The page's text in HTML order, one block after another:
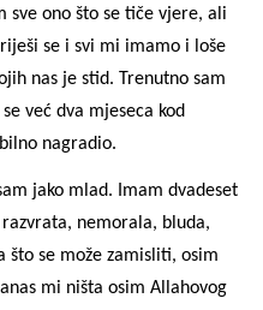
sve ono što se tiče vjere, ali
se i svi mi imamo i loše
nas je stid. Trenutno sam
već dva mjeseca kod
nagradio.
jako mlad. Imam dvadeset
nemorala, bluda,
što se može zamisliti, osim
mi ništa osim Allahovog